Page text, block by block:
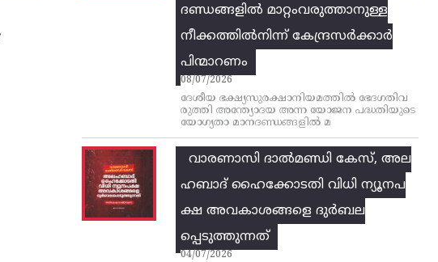
ദണ്ഡങ്ങളിൽ മാറ്റംവരുത്താനുള്ള
നീക്കത്തിൽനിന്ന്‌ കേന്ദ്രസർക്കാർ
പിന്മാറണം
08/07/2026
ദേശീയ ഭക്ഷ്യസുരക്ഷാനിയമത്തിൽ ഭേദഗതിവ
രുത്തി അന്ത്യോദയ അന്ന യോജന പദ്ധതിയുടെ
യോഗ്യതാ മാനദണ്ഡങ്ങളിൽ മ
വാരണാസി ദാൽമണ്ഡി കേസ്, അല
ഹബാദ് ഹൈക്കോടതി വിധി ന്യൂനപ
ക്ഷ അവകാശങ്ങളെ ദുർബല
പ്പെടുത്തുന്നത്
04/07/2026